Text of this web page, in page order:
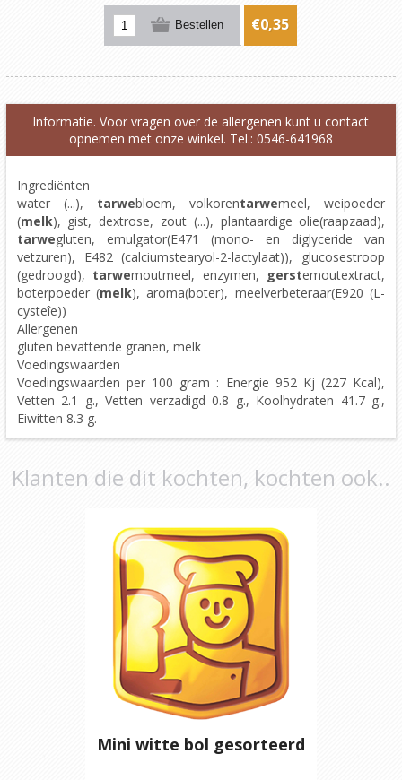
€0,35
Informatie. Voor vragen over de allergenen kunt u contact
opnemen met onze winkel. Tel.: 0546-641968
Ingrediënten
water (...), tarwebloem, volkorentarwemeel, weipoeder
(melk), gist, dextrose, zout (...), plantaardige olie(raapzaad),
tarwegluten, emulgator(E471 (mono- en diglyceride van
vetzuren), E482 (calciumstearyol-2-lactylaat)), glucosestroop
(gedroogd), tarwemoutmeel, enzymen, gerstemoutextract,
boterpoeder (melk), aroma(boter), meelverbeteraar(E920 (L-
cysteîe))
Allergenen
gluten bevattende granen, melk
Voedingswaarden
Voedingswaarden per 100 gram : Energie 952 Kj (227 Kcal),
Vetten 2.1 g., Vetten verzadigd 0.8 g., Koolhydraten 41.7 g.,
Eiwitten 8.3 g.
Klanten die dit kochten, kochten ook..
Mini witte bol gesorteerd